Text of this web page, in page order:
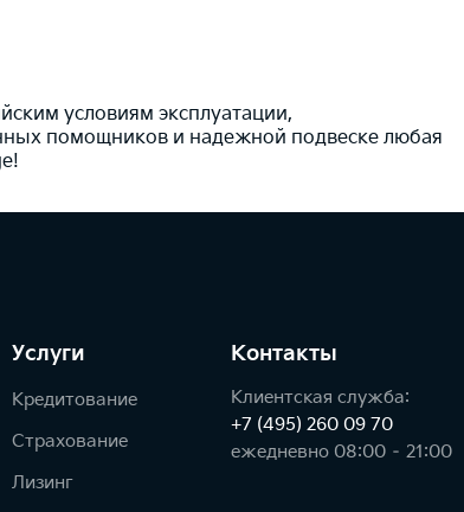
условиям эксплуатации,
помощников и надежной подвеске любая
Услуги
Кредитование
Страхование
Лизинг
Контакты
Клиентская служба:
+7 (495) 260 09 70
ежедневно 08:00 – 21:00